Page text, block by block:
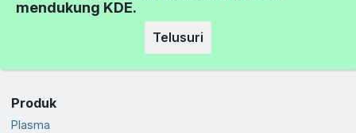
mendukung KDE.
Telusuri
Produk
Plasma